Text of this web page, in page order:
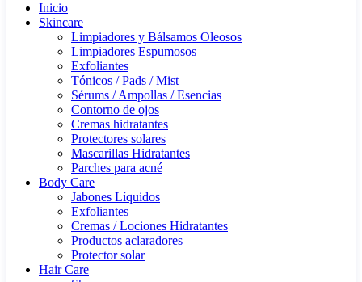
Inicio
Skincare
Limpiadores y Bálsamos Oleosos
Limpiadores Espumosos
Exfoliantes
Tónicos / Pads / Mist
Sérums / Ampollas / Esencias
Contorno de ojos
Cremas hidratantes
Protectores solares
Mascarillas Hidratantes
Parches para acné
Body Care
Jabones Líquidos
Exfoliantes
Cremas / Lociones Hidratantes
Productos aclaradores
Protector solar
Hair Care